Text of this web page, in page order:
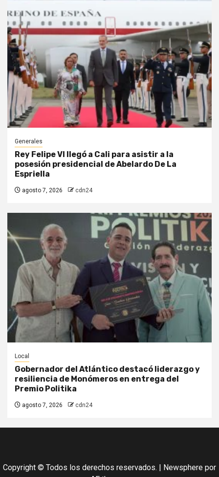
Generales
Rey Felipe VI llegó a Cali para asistir a la
posesión presidencial de Abelardo De La
Espriella
agosto 7, 2026 cdn24
Local
Gobernador del Atlántico destacó liderazgo y
resiliencia de Monómeros en entrega del
Premio Politika
agosto 7, 2026 cdn24
Copyright © Todos los derechos reservados. Newsphere por